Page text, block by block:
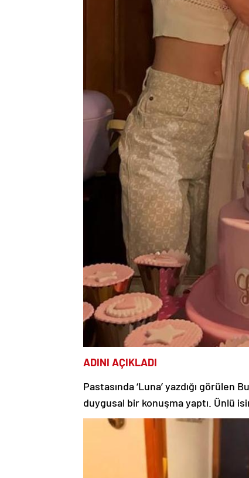
ADINI AÇIKLADI
Pastasında ‘Luna’ yazdığı
duygusal bir konuşma yaptı. Ünlü